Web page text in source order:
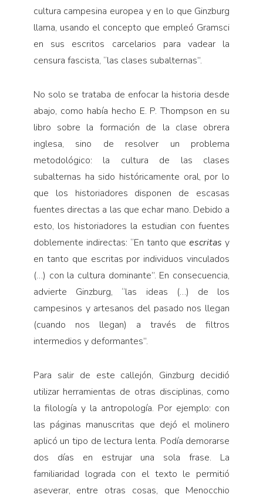
cultura campesina europea y en lo que Ginzburg
llama, usando el concepto que empleó Gramsci
en sus escritos carcelarios para vadear la
censura fascista, “las clases subalternas”.
No solo se trataba de enfocar la historia desde
abajo, como había hecho E. P. Thompson en su
libro sobre la formación de la clase obrera
inglesa, sino de resolver un problema
metodológico: la cultura de las clases
subalternas ha sido históricamente oral, por lo
que los historiadores disponen de escasas
fuentes directas a las que echar mano. Debido a
esto, los historiadores la estudian con fuentes
doblemente indirectas: “En tanto queescritas y
en tanto que escritas por individuos vinculados
(…) con la cultura dominante”. En consecuencia,
advierte Ginzburg, “las ideas (…) de los
campesinos y artesanos del pasado nos llegan
(cuando nos llegan) a través de filtros
intermedios y deformantes”.
Para salir de este callejón, Ginzburg decidió
utilizar herramientas de otras disciplinas, como
la filología y la antropología. Por ejemplo: con
las páginas manuscritas que dejó el molinero
aplicó un tipo de lectura lenta. Podía demorarse
dos días en estrujar una sola frase. La
familiaridad lograda con el texto le permitió
aseverar, entre otras cosas, que Menocchio